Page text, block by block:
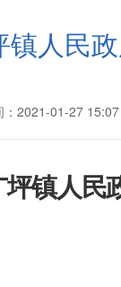
镇人民
：2021-01-27 15:07
坪镇人民